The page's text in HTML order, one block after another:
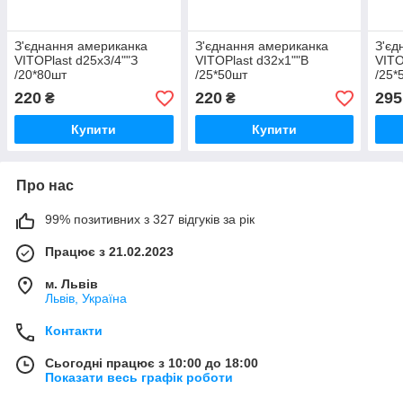
З'єднання американка
VITOPlast d25x3/4""З
/20*80шт
220 ₴
Купити
З'єднання американка
VITOPlast d32х1""В
/25*50шт
220₴
Купити
/
295
Про нас
99% позитивних з 327 відгуків за рік
Працює з 21.02.2023
м. Львів
Львів, Україна
Контакти
Сьогодні працює з 10:00 до 18:00
Показати весь графік роботи